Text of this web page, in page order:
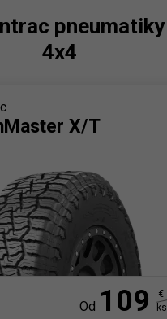
pneumatiky
4x4
X/T
Od 109
€
ks